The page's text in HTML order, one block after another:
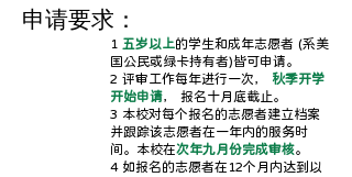
申请要求：
1 五岁以上的学生和成年志愿者 (系美
国公民或绿卡持有者)皆可申请。
2 评审工作每年进行一次，
秋季开学
开始申请， 报名十月底截止。
3 本校对每个报名的志愿者建立档案
并跟踪该志愿者在一年内的服务时
间。本校在次年九月份完成审核。
4 如报名的志愿者在12个月内达到以